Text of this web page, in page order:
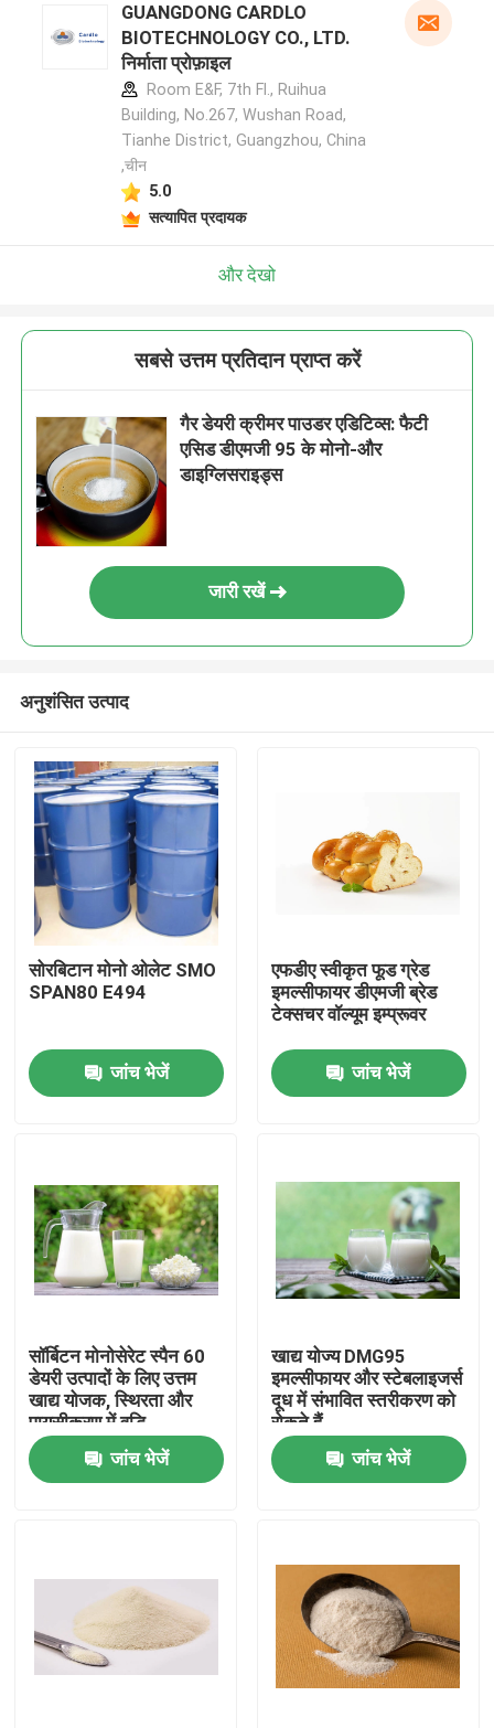
घर
वीडियो
वीआर शो
हमारे बारे में
कारखाना भ्रमण
संपर्क करें
समाचार
GUANGDONG CARDLO
BIOTECHNOLOGY CO., LTD.
निर्माता प्रोफ़ाइल
Room E&F, 7th Fl., Ruihua
Building, No.267, Wushan Road,
Tianhe District, Guangzhou, China
,चीन
5.0
सत्यापित प्रदायक
और देखो
सबसे उत्तम प्रतिदान प्राप्त करें
गैर डेयरी क्रीमर पाउडर एडिटिव्स: फैटी
एसिड डीएमजी 95 के मोनो-और
डाइग्लिसराइड्स
जारी रखें
अनुशंसित उत्पाद
सोरबिटान मोनो ओलेट SMO
SPAN80 E494
जांच भेजें
एफडीए स्वीकृत फूड ग्रेड
इमल्सीफायर डीएमजी ब्रेड
टेक्सचर वॉल्यूम इम्प्रूवर
जांच भेजें
सॉर्बिटन मोनोसेरेट स्पैन 60
डेयरी उत्पादों के लिए उत्तम
खाद्य योजक, स्थिरता और
पायसीकरण में वृद्धि
जांच भेजें
खाद्य योज्य DMG95
इमल्सीफायर और स्टेबलाइजर्स
दूध में संभावित स्तरीकरण को
रोकते हैं
जांच भेजें